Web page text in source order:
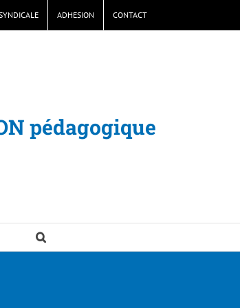
ADHESION CONTACT
pédagogique